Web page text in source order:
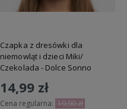
Czapka z dresówki dla
niemowląt i dzieci Miki/
Czekolada - Dolce Sonno
14,99 zł
Cena regularna: 19,90 zł